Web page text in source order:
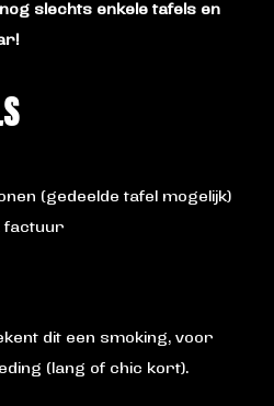
slechts enkele tafels en
(gedeelde tafel mogelijk)
factuur
dit een smoking, voor
(lang of chic kort).